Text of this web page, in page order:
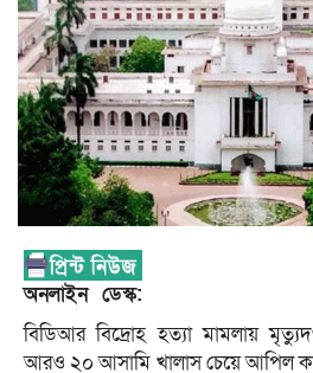
অনলাইন ডেস্ক:
বিডিআর বিদ্রোহ হত্যা মামলায়
আরও ২০ আসামি খালাস চেয়ে আপিল